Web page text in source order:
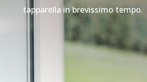
tapparella in brevissimo tempo.